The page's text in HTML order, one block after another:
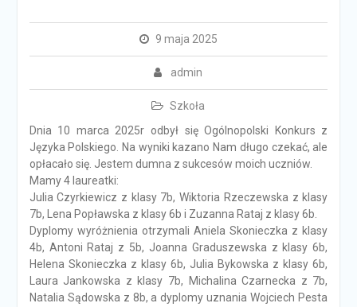
9 maja 2025
admin
Szkoła
Dnia 10 marca 2025r odbył się Ogólnopolski Konkurs z
Języka Polskiego. Na wyniki kazano Nam długo czekać, ale
opłacało się. Jestem dumna z sukcesów moich uczniów.
Mamy 4 laureatki:
Julia Czyrkiewicz z klasy 7b, Wiktoria Rzeczewska z klasy
7b, Lena Popławska z klasy 6b i Zuzanna Rataj z klasy 6b.
Dyplomy wyróżnienia otrzymali Aniela Skonieczka z klasy
4b, Antoni Rataj z 5b, Joanna Graduszewska z klasy 6b,
Helena Skonieczka z klasy 6b, Julia Bykowska z klasy 6b,
Laura Jankowska z klasy 7b, Michalina Czarnecka z 7b,
Natalia Sądowska z 8b, a dyplomy uznania Wojciech Pesta